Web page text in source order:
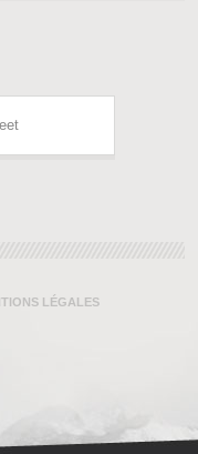
LÉGALES